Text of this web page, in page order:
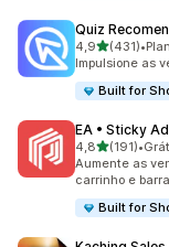
Quiz
4,9de 5(431)
431 avaliações
•
Impulsione as
Built for
EA • Sticky
4,8de 5(191)
191 avaliações
•
Aumente as
carrinho e
Built for